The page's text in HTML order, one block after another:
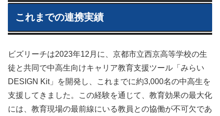
これまでの連携実績
ビズリーチは2023年12月に、京都市立西京高等学校の生
徒と共同で中高生向けキャリア教育支援ツール「みらい
DESIGN Kit」を開発し、これまでに約3,000名の中高生を
支援してきました。この経験を通じて、教育効果の最大化
には、教育現場の最前線にいる教員との協働が不可欠であ